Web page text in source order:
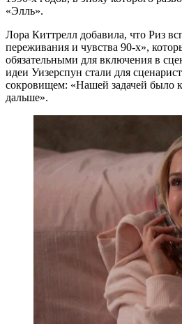
«Элль».
Лора Киттрелл добавила, что Риз
переживания и чувства 90-х»,
обязательными для включения в
идеи Уизерспун стали для
сокровищем: «Нашей задачей было
дальше».